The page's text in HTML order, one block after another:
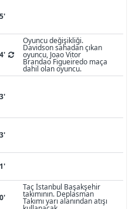
Oyuncu değişikliği.
Davidson sahadan çıkan
oyuncu, Joao Vitor
Brandao Figueiredo maça
dahil olan oyuncu.
Taç İstanbul Başakşehir
takımının. Deplasman
Takımı yarı alanından atışı